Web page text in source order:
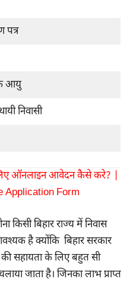
पत्र
आयु
निवासी
लिए ऑनलाइन आवेदन कैसे करे? |
Application Form
किसी बिहार राज्य में निवास
है क्योंकि बिहार सरकार
की सहायता के लिए बहुत सी
जाता है। जिनका लाभ प्राप्त